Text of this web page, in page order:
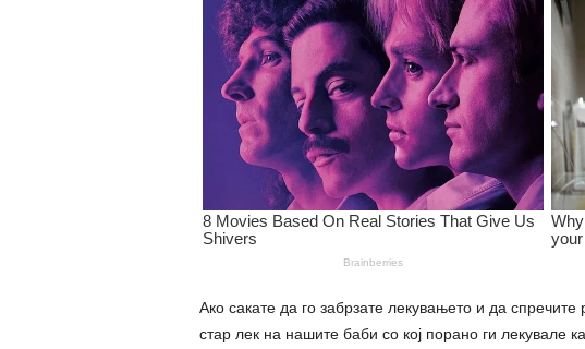
Ако сакате да го забрзате лекувањето и да спречите
стар лек на нашите баби со кој порано ги лекувале